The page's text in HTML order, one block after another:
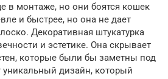
в монтаже, но они боятся кошек
и быстрее, но она не дает
Декоративная штукатурка
и эстетике. Она скрывает
которые были бы заметны под
уникальный дизайн, который